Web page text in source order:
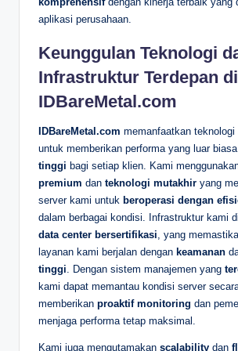
aplikasi perusahaan.
Keunggulan Teknologi
Infrastruktur Terdepan di
IDBareMetal.com
IDBareMetal.com memanfaatkan teknologi
untuk memberikan performa yang luar
tinggi bagi setiap klien. Kami
premium dan teknologi mutakhir yang
server kami untuk beroperasi dengan
dalam berbagai kondisi. Infrastruktur kami
data center bersertifikasi, yang
layanan kami berjalan dengan keamanan
tinggi. Dengan sistem manajemen yang
kami dapat memantau kondisi server
memberikan proaktif monitoring dan
menjaga performa tetap maksimal.
Kami juga mengutamakan scalability dan